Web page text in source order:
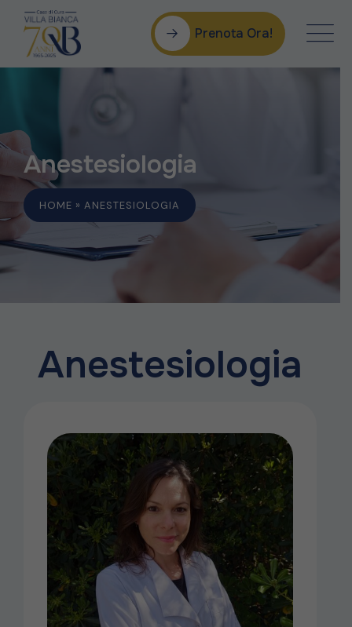
Prenota Ora!
Anestesiologia
HOME » ANESTESIOLOGIA
Anestesiologia